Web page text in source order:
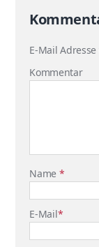
E-Mail
Kommentar
Name *
E-Mail*